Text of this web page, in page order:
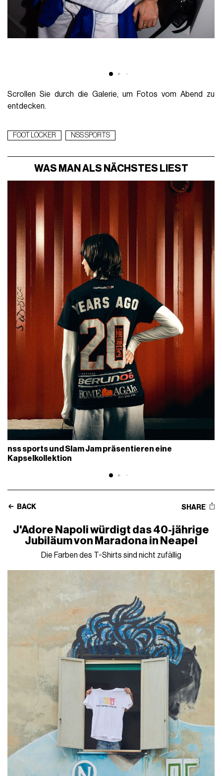
Scrollen Sie durch die Galerie, um Fotos vom Abend zu
entdecken.
FOOT LOCKER NSS SPORTS
WAS MAN ALS NÄCHSTES LIEST
nss sports und Slam Jam präsentieren eine
Kapselkollektion
BACK SHARE
J'Adore Napoli würdigt das 40-jährige
Jubiläum von Maradona in Neapel
Die Farben des T-Shirts sind nicht zufällig